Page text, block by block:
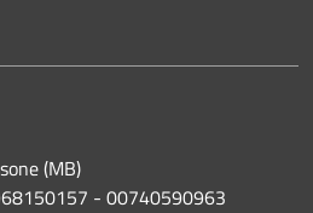
(MB)
- 00740590963